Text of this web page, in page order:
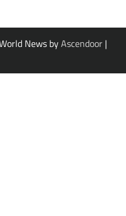
News byAscendoor |